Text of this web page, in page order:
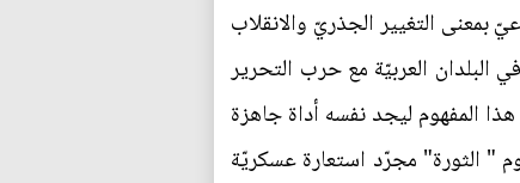
التغيير الجذريّ والانقلاب
البلدان العربيّة مع حرب التحرير
المفهوم ليجد نفسه أداة جاهزة
" الثورة" مجرّد استعارة عسكريّة